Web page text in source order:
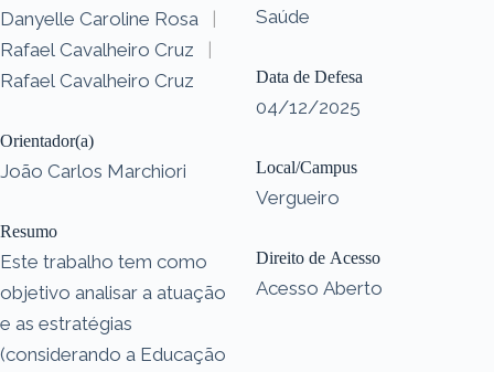
Danyelle Caroline Rosa
|
Rafael Cavalheiro Cruz
|
Rafael Cavalheiro Cruz
Orientador(a)
João Carlos Marchiori
Resumo
Este trabalho tem como
objetivo analisar a atuação
e as estratégias
(considerando a Educação
Saúde
Data de Defesa
04/12/2025
Local/Campus
Vergueiro
Direito de Acesso
Acesso Aberto